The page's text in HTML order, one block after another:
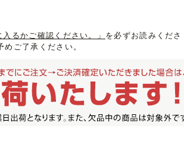
るかご確認ください。」 を必ずお読みくださ
ご了承ください。